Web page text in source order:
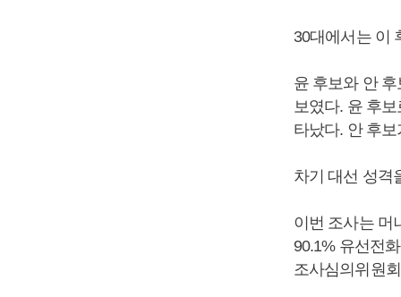
30대에서는 이
윤 후보와 안
보였다. 윤 후
타났다. 안 후
차기 대선 성격
이번 조사는 머
90.1% 유선전
조사심의위원